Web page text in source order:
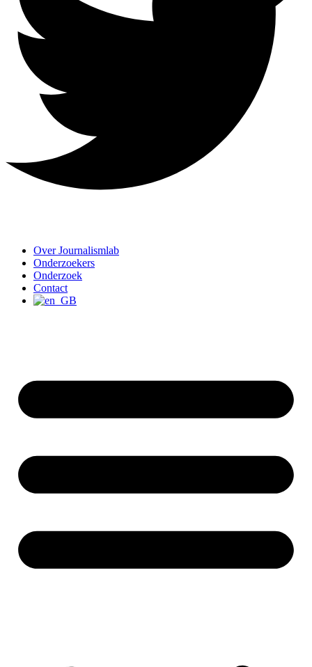
Over Journalismlab
Onderzoekers
Onderzoek
Contact